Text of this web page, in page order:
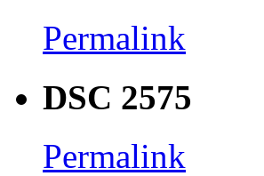
Permalink
DSC 2575
Permalink